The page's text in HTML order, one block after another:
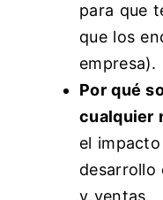
para que
que los
empresa).
Por qué
cualquier
el
desarrollo
y ventas.